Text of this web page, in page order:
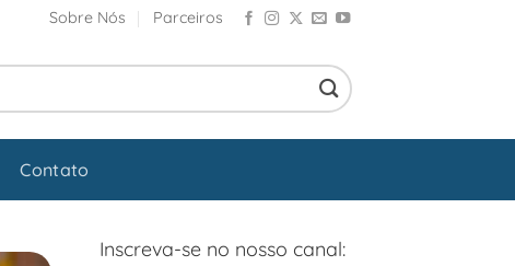
Sobre Nós Parceiros
Contato
Inscreva-se no nosso canal: